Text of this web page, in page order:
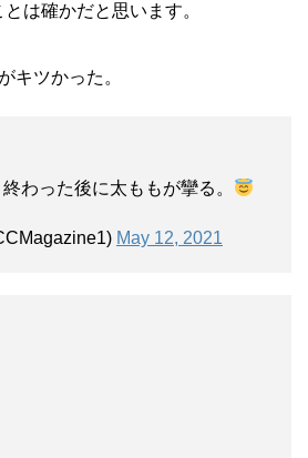
は確かだと思います。
キツかった。
わった後に太ももが攣る。
May 12, 2021